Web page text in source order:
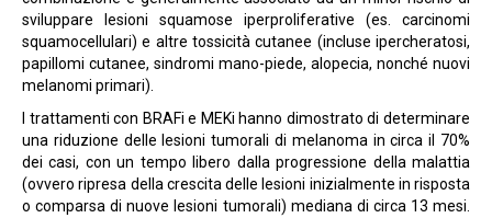
sviluppare lesioni squamose iperproliferative (es. carcinomi
squamocellulari) e altre tossicità cutanee (incluse ipercheratosi,
papillomi cutanee, sindromi mano-piede, alopecia, nonché nuovi
melanomi primari).
I trattamenti con BRAFi e MEKi hanno dimostrato di determinare
una riduzione delle lesioni tumorali di melanoma in circa il 70%
dei casi, con un tempo libero dalla progressione della malattia
(ovvero ripresa della crescita delle lesioni inizialmente in risposta
o comparsa di nuove lesioni tumorali) mediana di circa 13 mesi.